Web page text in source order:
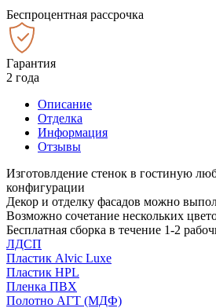
Беспроцентная рассрочка
Гарантия
2 года
Описание
Отделка
Информация
Отзывы
Изготовлдение стенок в гостиную
конфигурации
Декор и отделку фасадов можно
Возможно сочетание нескольких
Бесплатная сборка в течение 1-2
ЛДСП
Пластик Alvic Luxe
Пластик HPL
Пленка ПВХ
Полотно АГТ (МДФ)